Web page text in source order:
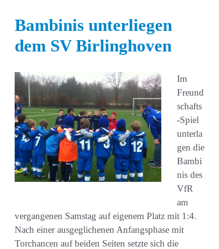
Bambinis unterliegen
dem SV Birlinghoven
Im
Freund
schafts
-Spiel
unterla
gen die
Bambi
nis des
VfR
am
vergangenen Samstag auf eigenem Platz mit 1:4.
Nach einer ausgeglichenen Anfangsphase mit
Torchancen auf beiden Seiten setzte sich die